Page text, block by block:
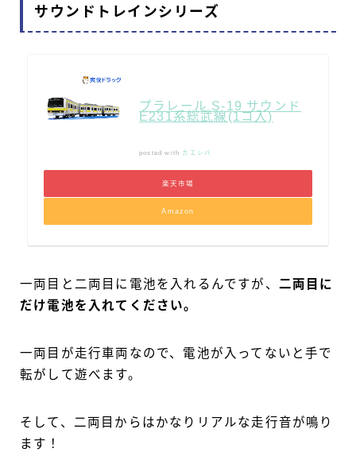
サウンドトレインシリーズ
プラレール S-19 サウンド
E231系総武線(1コ入)
posted with カエレバ
楽天市場
Amazon
一両目と二両目に電池を入れるんですが、 二両目に
だけ電池を入れてください。
一両目が走行車両なので、電池が入ってないと手で
転がして遊べます。
そして、二両目からはかなりリアルな走行音が鳴り
ます！